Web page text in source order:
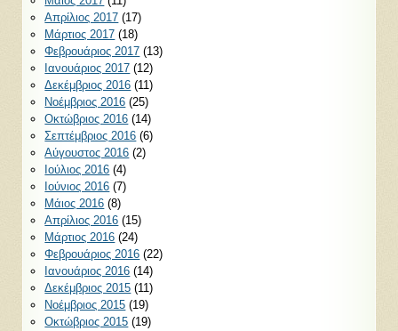
Απρίλιος 2017 (17)
Μάρτιος 2017 (18)
Φεβρουάριος 2017 (13)
Ιανουάριος 2017 (12)
Δεκέμβριος 2016 (11)
Νοέμβριος 2016 (25)
Οκτώβριος 2016 (14)
Σεπτέμβριος 2016 (6)
Αύγουστος 2016 (2)
Ιούλιος 2016 (4)
Ιούνιος 2016 (7)
Μάιος 2016 (8)
Απρίλιος 2016 (15)
Μάρτιος 2016 (24)
Φεβρουάριος 2016 (22)
Ιανουάριος 2016 (14)
Δεκέμβριος 2015 (11)
Νοέμβριος 2015 (19)
Οκτώβριος 2015 (19)